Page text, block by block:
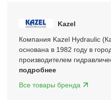
Kazel
Компания Kazel Hydraulic
основана в 1982 году в
производителем
подробнее
Все товары бренда